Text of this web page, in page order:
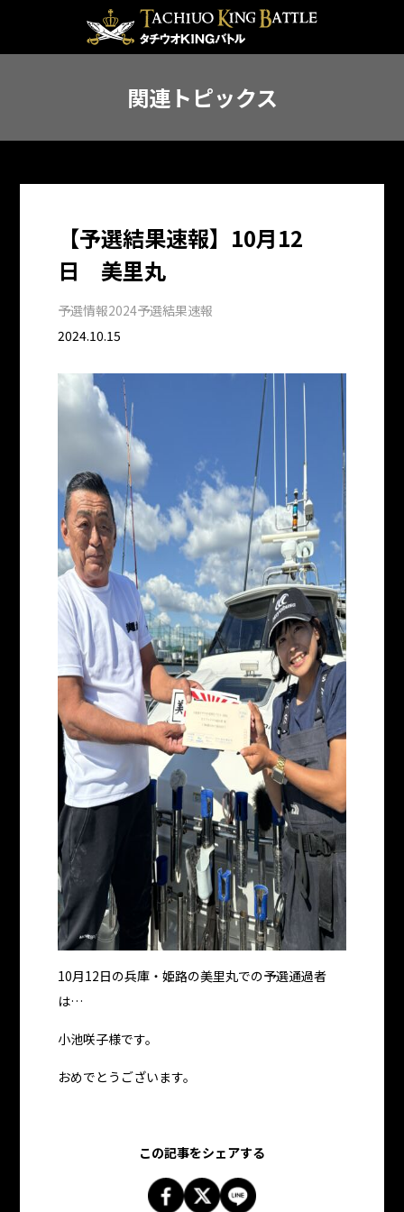
関連トピックス
【予選結果速報】10月12
日 美里丸
予選情報2024予選結果速報
2024.10.15
10月12日の兵庫・姫路の美里丸での予選通過者
は…
小池咲子様です。
おめでとうございます。
この記事をシェアする